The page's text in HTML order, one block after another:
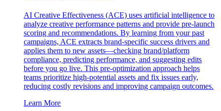
AI Creative Effectiveness (ACE) uses artificial intelligence to
analyze creative performance patterns and provide pre-launch
scoring and recommendations. By learning from your past
campaigns, ACE extracts brand-specific success drivers and
applies them to new assets—checking brand/platform
compliance, predicting performance, and suggesting edits
before you go live. This pre-optimization approach helps
teams prioritize high-potential assets and fix issues early,
reducing costly revisions and improving campaign outcomes.
Learn More